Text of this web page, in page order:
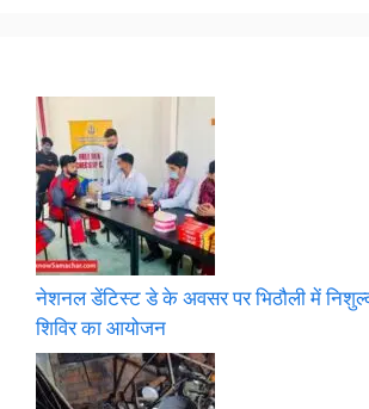
नेशनल डेंटिस्ट डे के अवसर पर भिठौली में
शिविर का आयोजन